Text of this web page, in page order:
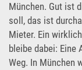
München. Gut ist
soll, das ist
Mieter. Ein
bleibe dabei: Eine
Weg. In München